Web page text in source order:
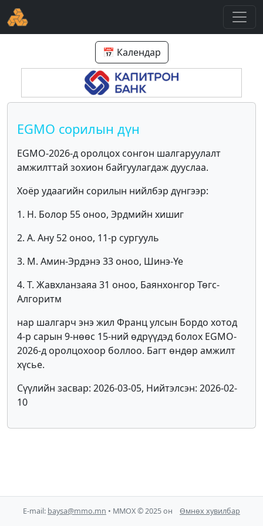
📅 Календар
EGMO сорилын дүн
EGMO-2026-д оролцох сонгон шалгаруулалт
амжилттай зохион байгуулагдаж дууслаа.
Хоёр удаагийн сорилын нийлбэр дүнгээр:
1. Н. Болор 55 оноо, Эрдмийн хишиг
2. А. Ану 52 оноо, 11-р сургууль
3. М. Амин-Эрдэнэ 33 оноо, Шинэ-Үе
4. Т. Жавхланзаяа 31 оноо, Баянхонгор Төгс-
Алгоритм
нар шалгарч энэ жил Франц улсын Бордо хотод
4-р сарын 9-нөөс 15-ний өдрүүдэд болох EGMO-
2026-д оролцохоор боллоо. Багт өндөр амжилт
хүсье.
Сүүлийн засвар: 2026-03-05, Нийтэлсэн: 2026-02-
10
E-mail: baysa@mmo.mn • ММОХ © 2025 он Өмнөх хувилбар